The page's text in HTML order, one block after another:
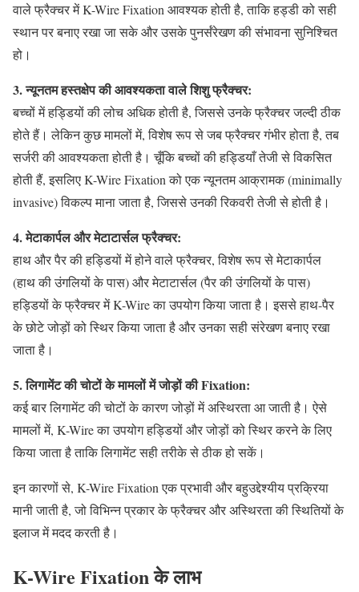
वाले फ्रैक्चर में K-Wire Fixation आवश्यक होती है, ताकि हड्डी को सही
स्थान पर बनाए रखा जा सके और उसके पुनर्संरेखण की संभावना सुनिश्चित
हो।
3. न्यूनतम हस्तक्षेप की आवश्यकता वाले शिशु फ्रैक्चर:
बच्चों में हड्डियों की लोच अधिक होती है, जिससे उनके फ्रैक्चर जल्दी ठीक
होते हैं। लेकिन कुछ मामलों में, विशेष रूप से जब फ्रैक्चर गंभीर होता है, तब
सर्जरी की आवश्यकता होती है। चूँकि बच्चों की हड्डियाँ तेजी से विकसित
होती हैं, इसलिए K-Wire Fixation को एक न्यूनतम आक्रामक (minimally
invasive) विकल्प माना जाता है, जिससे उनकी रिकवरी तेजी से होती है।
4. मेटाकार्पल और मेटाटार्सल फ्रैक्चर:
हाथ और पैर की हड्डियों में होने वाले फ्रैक्चर, विशेष रूप से मेटाकार्पल
(हाथ की उंगलियों के पास) और मेटाटार्सल (पैर की उंगलियों के पास)
हड्डियों के फ्रैक्चर में K-Wire का उपयोग किया जाता है। इससे हाथ-पैर
के छोटे जोड़ों को स्थिर किया जाता है और उनका सही संरेखण बनाए रखा
जाता है।
5. लिगामेंट की चोटों के मामलों में जोड़ों की Fixation:
कई बार लिगामेंट की चोटों के कारण जोड़ों में अस्थिरता आ जाती है। ऐसे
मामलों में, K-Wire का उपयोग हड्डियों और जोड़ों को स्थिर करने के लिए
किया जाता है ताकि लिगामेंट सही तरीके से ठीक हो सकें।
इन कारणों से, K-Wire Fixation एक प्रभावी और बहुउद्देश्यीय प्रक्रिया
मानी जाती है, जो विभिन्न प्रकार के फ्रैक्चर और अस्थिरता की स्थितियों के
इलाज में मदद करती है।
K-Wire Fixationकेलाभ